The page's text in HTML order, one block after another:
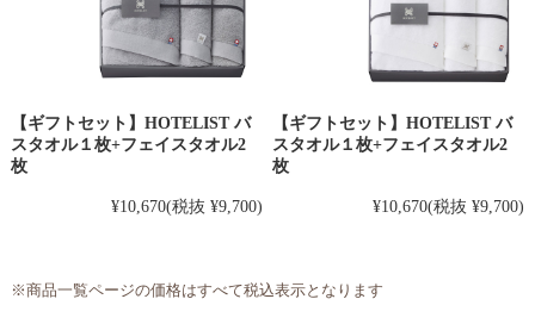
【ギフトセット】HOTELIST バ
スタオル１枚+フェイスタオル2
枚
¥10,670(税抜 ¥9,700)
【ギフトセット】HOTELIST バ
スタオル１枚+フェイスタオル2
枚
¥10,670(税抜 ¥9,700)
※商品一覧ページの価格はすべて税込表示となります